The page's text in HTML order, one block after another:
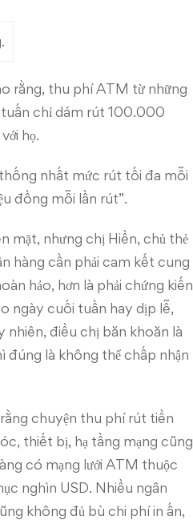
rằng, thu phí ATM từ những
tuấn chỉ dám rút 100.000
họ.
nhất mức rút tối đa mỗi
đồng mỗi lần rút”.
mặt, nhưng chị Hiền, chủ thẻ
hàng cần phải cam kết cung
hảo, hơn là phải chứng kiến
ngày cuối tuần hay dịp lễ,
nhiên, điều chị băn khoăn là
đúng là không thể chấp nhận
chuyện thu phí rút tiền
thiết bị, hạ tầng mạng cũng
có mạng lưới ATM thuộc
nghìn USD. Nhiều ngân
không đủ bù chi phí in ấn,